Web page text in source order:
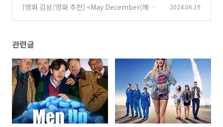
[영화 감상/영화 추천] <May December(메이
2024.06.19
관련글